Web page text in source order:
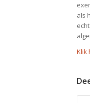
als
Klik